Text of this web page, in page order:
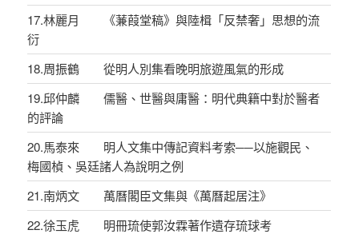
17.林麗月 《蒹葭堂稿》與陸楫「反禁奢」思想的流
衍
18.周振鶴 從明人別集看晚明旅遊風氣的形成
19.邱仲麟 儒醫、世醫與庸醫：明代典籍中對於醫者
的評論
20.馬泰來 明人文集中傳記資料考索──以施觀民、
梅國楨、吳廷諸人為說明之例
21.南炳文 萬曆閣臣文集與《萬曆起居注》
22.徐玉虎 明冊琉使郭汝霖著作遺存琉球考